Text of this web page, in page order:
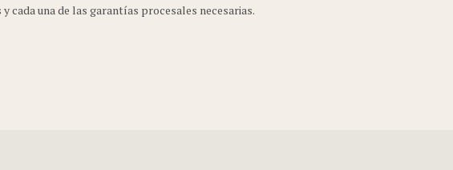
cada una de las garantías procesales necesarias.